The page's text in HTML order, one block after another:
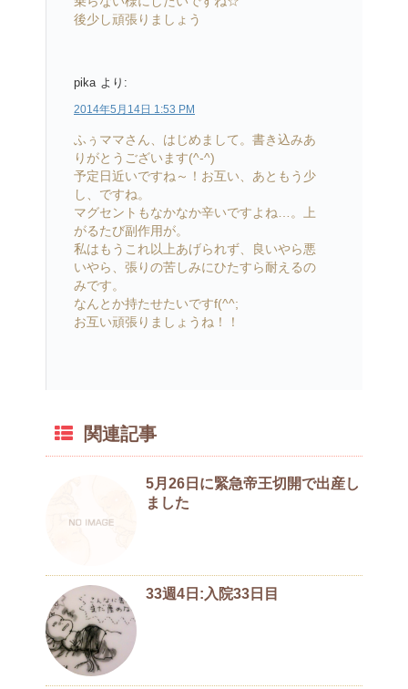
後少し頑張りましょう︎
pika より:
2014年5月14日 1:53 PM
ふぅママさん、はじめまして。書き込みあ
りがとうございます(^-^)
予定日近いですね～！お互い、あともう少
し、ですね。
マグセントもなかなか辛いですよね…。上
がるたび副作用が。
私はもうこれ以上あげられず、良いやら悪
いやら、張りの苦しみにひたすら耐えるの
みです。
なんとか持たせたいですf(^^;
お互い頑張りましょうね！！
関連記事
5月26日に緊急帝王切開で出産し
ました
33週4日:入院33日目